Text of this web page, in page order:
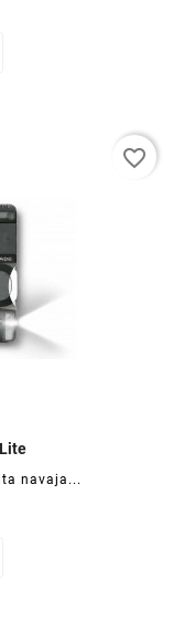
navaja...
favorite_border